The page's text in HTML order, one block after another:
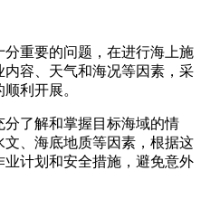
分重要的问题，在进行海上施
容、天气和海况等因素，采
利开展。
了解和掌握目标海域的情
、海底地质等因素，根据这
计划和安全措施，避免意外